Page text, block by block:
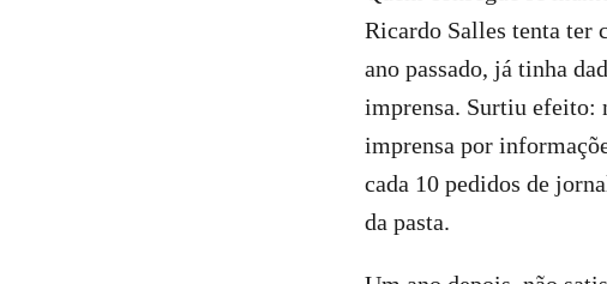
Ricardo Salles tenta ter
ano passado, já tinha
imprensa. Surtiu efeito:
imprensa por
cada 10 pedidos de
da pasta.